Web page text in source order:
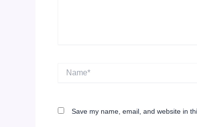
Save my name, email, and website in